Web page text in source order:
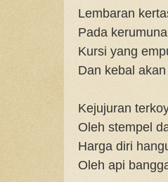
Lembaran
Pada
Kursi yang
Dan kebal
Kejujuran
Oleh stempel
Harga diri
Oleh api